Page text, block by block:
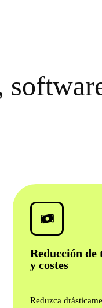
Reducción de
y costes
Reduzca